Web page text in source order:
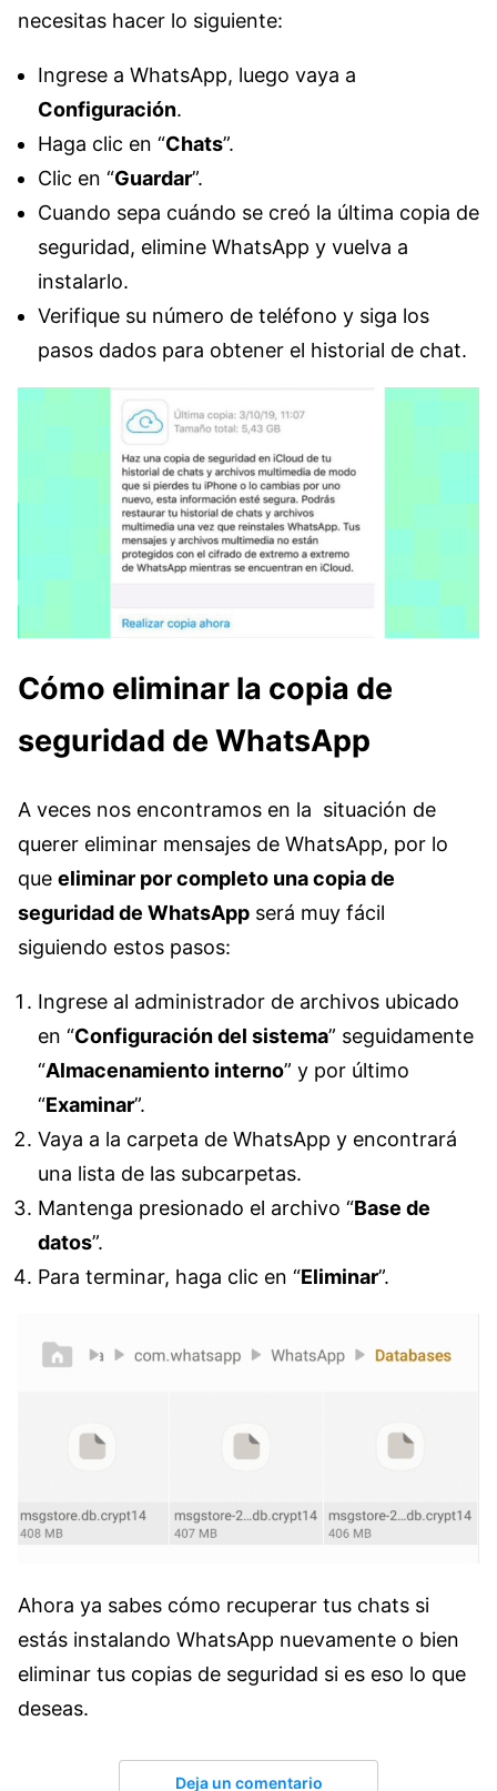
necesitas hacer lo siguiente:
Ingrese a WhatsApp, luego vaya a
Configuración.
Haga clic en “Chats”.
Clic en “Guardar”.
Cuando sepa cuándo se creó la última copia de
seguridad, elimine WhatsApp y vuelva a
instalarlo.
Verifique su número de teléfono y siga los
pasos dados para obtener el historial de chat.
Cómo eliminar la copia de
seguridad de WhatsApp
A veces nos encontramos en la situación de
querer eliminar mensajes de WhatsApp, por lo
que eliminar por completo una copia de
seguridad de WhatsApp será muy fácil
siguiendo estos pasos:
Ingrese al administrador de archivos ubicado
en “Configuración del sistema” seguidamente
“Almacenamiento interno” y por último
“Examinar”.
Vaya a la carpeta de WhatsApp y encontrará
una lista de las subcarpetas.
Mantenga presionado el archivo “Base de
datos”.
Para terminar, haga clic en “Eliminar”.
Ahora ya sabes cómo recuperar tus chats si
estás instalando WhatsApp nuevamente o bien
eliminar tus copias de seguridad si es eso lo que
deseas.
Deja un comentario